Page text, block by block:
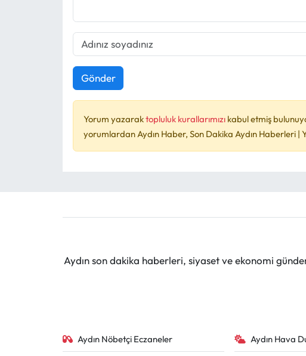
Gönder
Yorum yazaraktopluluk kurallarımızı kabul etmiş
yorumlardan Aydın Haber, Son Dakika Aydın Haberleri |
Aydın son dakika haberleri, siyaset ve ekonomi
Aydın Nöbetçi Eczaneler Aydın Hava